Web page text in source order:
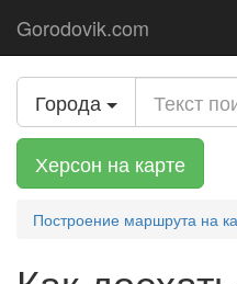
Gorodovik.com
Города
Херсон на карте
Построение маршрута на